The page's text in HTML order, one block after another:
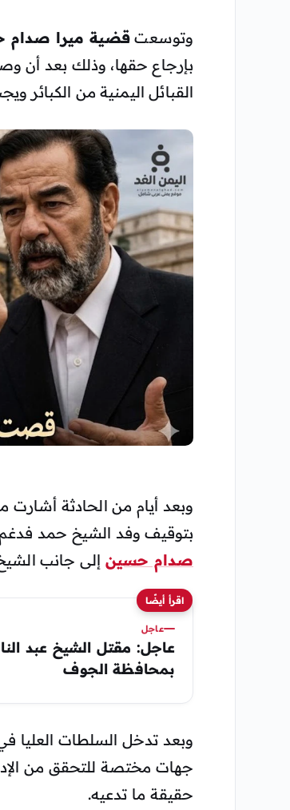
وتوسعتقضية ميرا صدام
بإرجاع حقها، وذلك بعد أن
القبائل اليمنية من الكبائر
وبعد أيام من الحادثة
بتوقيف وفد الشيخ حمد فدغم
صدام حسين إلى جانب
اقرأ أيضًا
عاجل
عاجل: مقتل الشيخ عبد
بمحافظة الجوف
وبعد تدخل السلطات العليا
جهات مختصة للتحقق من
حقيقة ما تدعيه.